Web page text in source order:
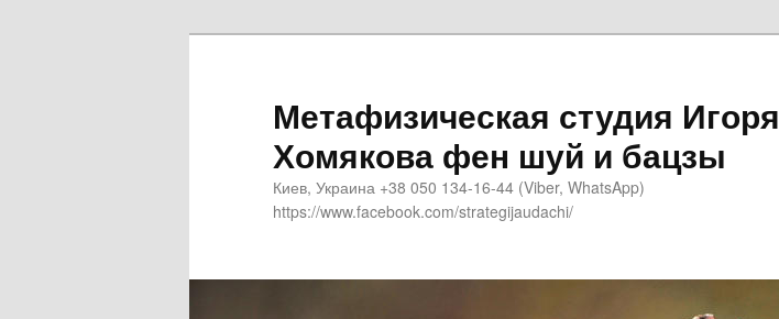
Метафизическая студия Игоря
Хомякова фен шуй и бацзы
Киев, Украина +38 050 134-16-44 (Viber, WhatsApp)
https://www.facebook.com/strategijaudachi/